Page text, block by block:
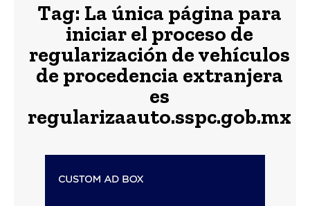
Tag: La única página para
iniciar el proceso de
regularización de vehículos
de procedencia extranjera
es
regularizaauto.sspc.gob.mx